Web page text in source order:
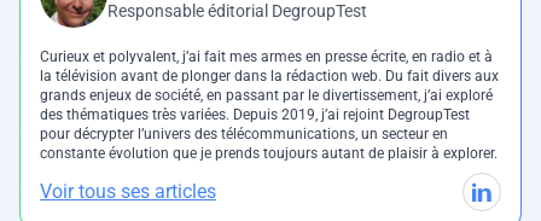
Responsable éditorial DegroupTest
Curieux et polyvalent, j’ai fait mes armes en presse écrite, en radio et à
la télévision avant de plonger dans la rédaction web. Du fait divers aux
grands enjeux de société, en passant par le divertissement, j’ai exploré
des thématiques très variées. Depuis 2019, j’ai rejoint DegroupTest
pour décrypter l’univers des télécommunications, un secteur en
constante évolution que je prends toujours autant de plaisir à explorer.
Voir tous ses articles